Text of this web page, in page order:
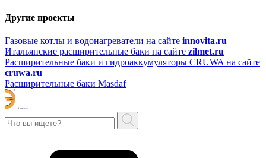
Другие проекты
Газовые котлы и водонагреватели на сайте innovita.ru
Итальянские расширительные баки на сайте zilmet.ru
Расширительные баки и гидроаккумуляторы CRUWA на сайте
cruwa.ru
Расширительные баки Masdaf